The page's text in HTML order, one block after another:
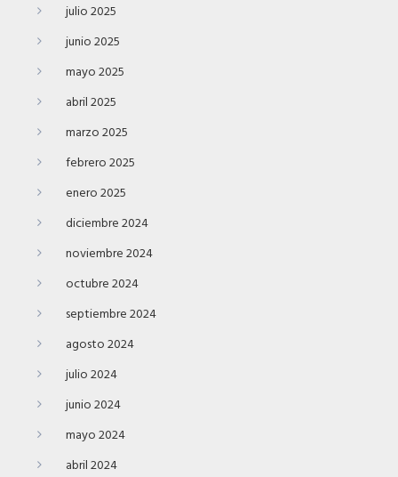
julio 2025
junio 2025
mayo 2025
abril 2025
marzo 2025
febrero 2025
enero 2025
diciembre 2024
noviembre 2024
octubre 2024
septiembre 2024
agosto 2024
julio 2024
junio 2024
mayo 2024
abril 2024